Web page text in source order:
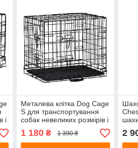
і
Металева клітка Dog Cage
S для транспортування
собак невеликих розмірів і
котів — 61 x 42 x 49 см
1 180₴ 1 390 ₴
см
2